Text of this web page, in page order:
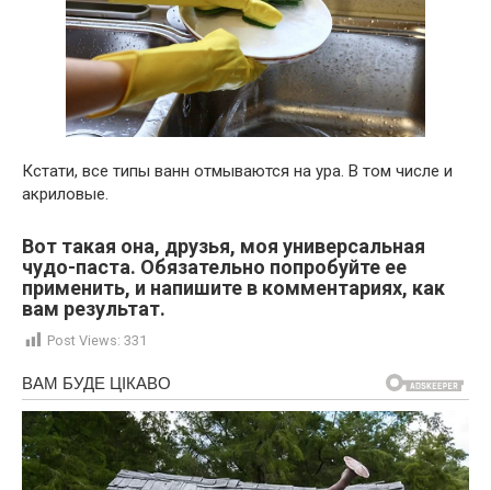
Кстати, все типы ванн отмываются на ура. В том числе и
акриловые.
Вот такая она, друзья, моя универсальная
чудо-паста. Обязательно попробуйте ее
применить, и напишите в комментариях, как
вам результат.
Post Views: 331